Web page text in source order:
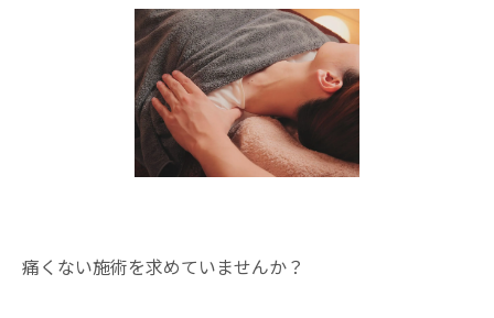
痛くない施術を求めていませんか？